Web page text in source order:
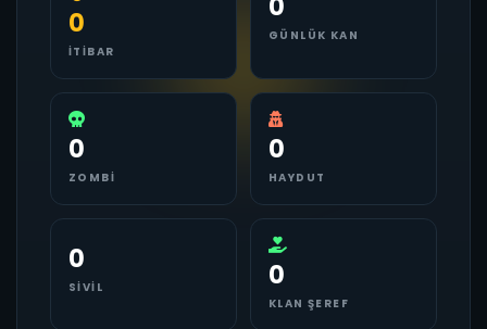
0
İTIBAR
0
GÜNLÜK KAN
0
ZOMBI
0
HAYDUT
0
SIVIL 0
KLAN ŞEREF